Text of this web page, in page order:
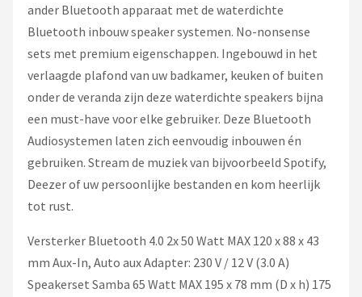
ander Bluetooth apparaat met de waterdichte
Bluetooth inbouw speaker systemen. No-nonsense
sets met premium eigenschappen. Ingebouwd in het
verlaagde plafond van uw badkamer, keuken of buiten
onder de veranda zijn deze waterdichte speakers bijna
een must-have voor elke gebruiker. Deze Bluetooth
Audiosystemen laten zich eenvoudig inbouwen én
gebruiken. Stream de muziek van bijvoorbeeld Spotify,
Deezer of uw persoonlijke bestanden en kom heerlijk
tot rust.
Versterker Bluetooth 4.0 2x 50 Watt MAX 120 x 88 x 43
mm Aux-In, Auto aux Adapter: 230 V / 12 V (3.0 A)
Speakerset Samba 65 Watt MAX 195 x 78 mm (D x h) 175